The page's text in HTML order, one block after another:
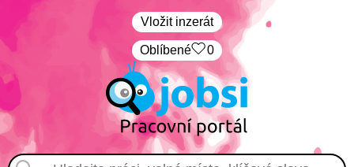
Vložit inzerát
Oblíbené 0